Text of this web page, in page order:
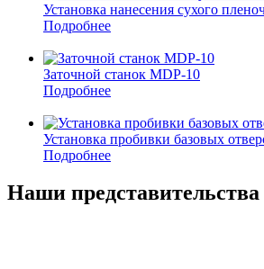
Установка нанесения сухого
Подробнее
Заточной станок MDP-10
Подробнее
Установка пробивки базовых
Подробнее
Наши представительства